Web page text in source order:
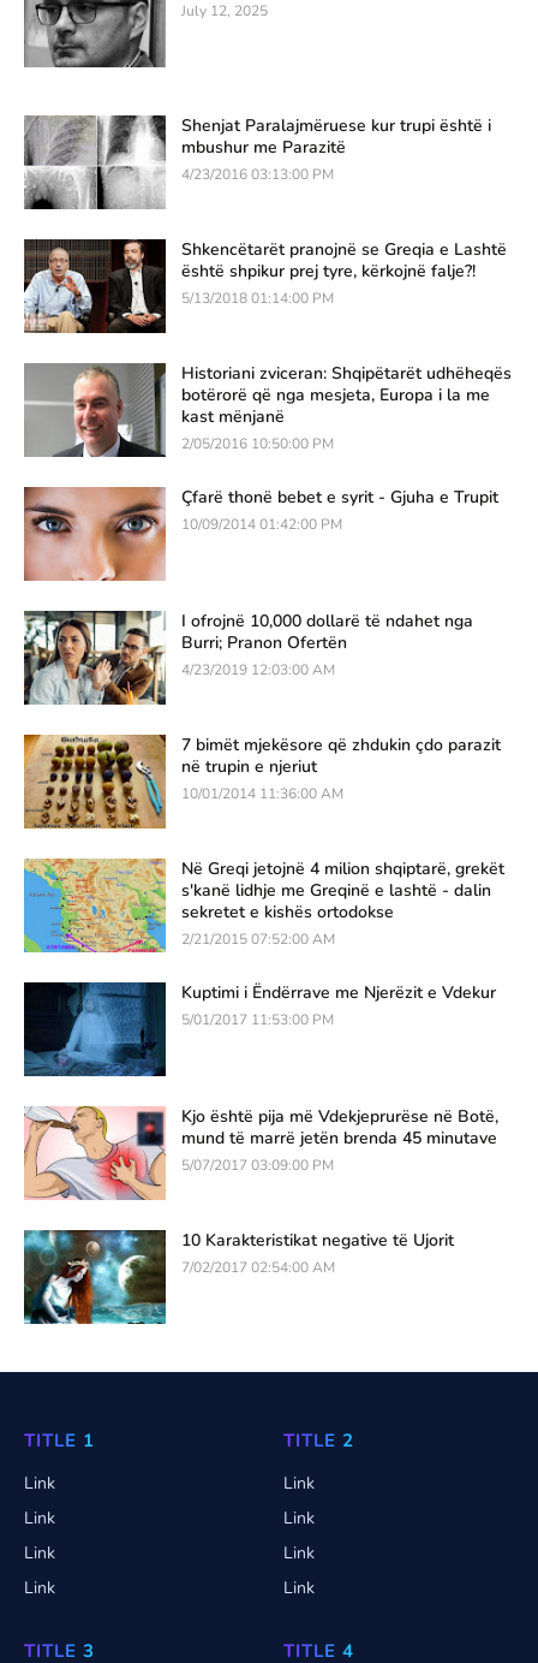
July 12, 2025
Shenjat Paralajmëruese kur trupi është i
mbushur me Parazitë
4/23/2016 03:13:00 PM
Shkencëtarët pranojnë se Greqia e Lashtë
është shpikur prej tyre, kërkojnë falje?!
5/13/2018 01:14:00 PM
Historiani zviceran: Shqipëtarët udhëheqës
botërorë që nga mesjeta, Europa i la me
kast mënjanë
2/05/2016 10:50:00 PM
Çfarë thonë bebet e syrit - Gjuha e Trupit
10/09/2014 01:42:00 PM
I ofrojnë 10,000 dollarë të ndahet nga
Burri; Pranon Ofertën
4/23/2019 12:03:00 AM
7 bimët mjekësore që zhdukin çdo parazit
në trupin e njeriut
10/01/2014 11:36:00 AM
Në Greqi jetojnë 4 milion shqiptarë, grekët
s'kanë lidhje me Greqinë e lashtë - dalin
sekretet e kishës ortodokse
2/21/2015 07:52:00 AM
Kuptimi i Ëndërrave me Njerëzit e Vdekur
5/01/2017 11:53:00 PM
Kjo është pija më Vdekjeprurëse në Botë,
mund të marrë jetën brenda 45 minutave
5/07/2017 03:09:00 PM
10 Karakteristikat negative të Ujorit
7/02/2017 02:54:00 AM
TITLE 1
Link
Link
Link
Link
TITLE 2
Link
Link
Link
Link
TITLE 3 TITLE 4